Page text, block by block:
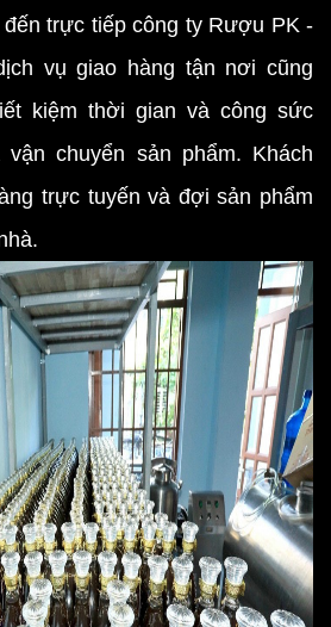
trực tiếp công ty Rượu PK -
vụ giao hàng tận nơi cũng
kiệm thời gian và công sức
chuyển sản phẩm. Khách
trực tuyến và đợi sản phẩm